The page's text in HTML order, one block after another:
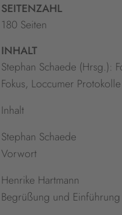
SEITENZAHL
180 Seiten
INHALT
Stephan Schaede (Hrsg.):
Fokus, Loccumer
Inhalt
Stephan Schaede
Vorwort
Henrike Hartmann
Begrüßung und Einführung